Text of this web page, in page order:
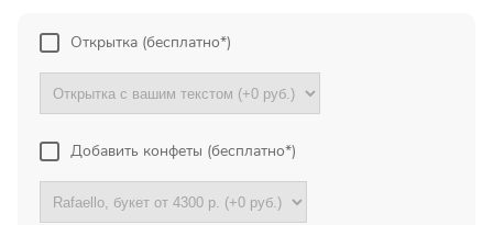
Все отзывы
ПОДПИШИТЕСЬ!
Открытка (бесплатно*)
Добавить конфеты (бесплатно*)